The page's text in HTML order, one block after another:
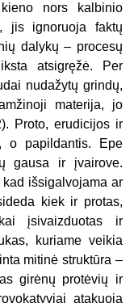
nors kalbinio
jis ignoruoja faktų
dalykų – procesų
atsigręžė. Per
nudažytų grindų,
materija, jo
Proto, erudicijos ir
o papildantis. Epe
gausa ir įvairove.
išsigalvojama ar
kiek ir protas,
įsivaizduotas ir
kuriame veikia
mitinė struktūra –
girėnų protėvių ir
atakuoja